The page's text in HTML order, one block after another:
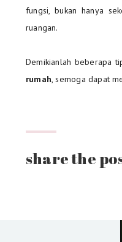
fungsi, bukan hanya
ruangan.
Demikianlah beberapa
rumah, semoga dapat